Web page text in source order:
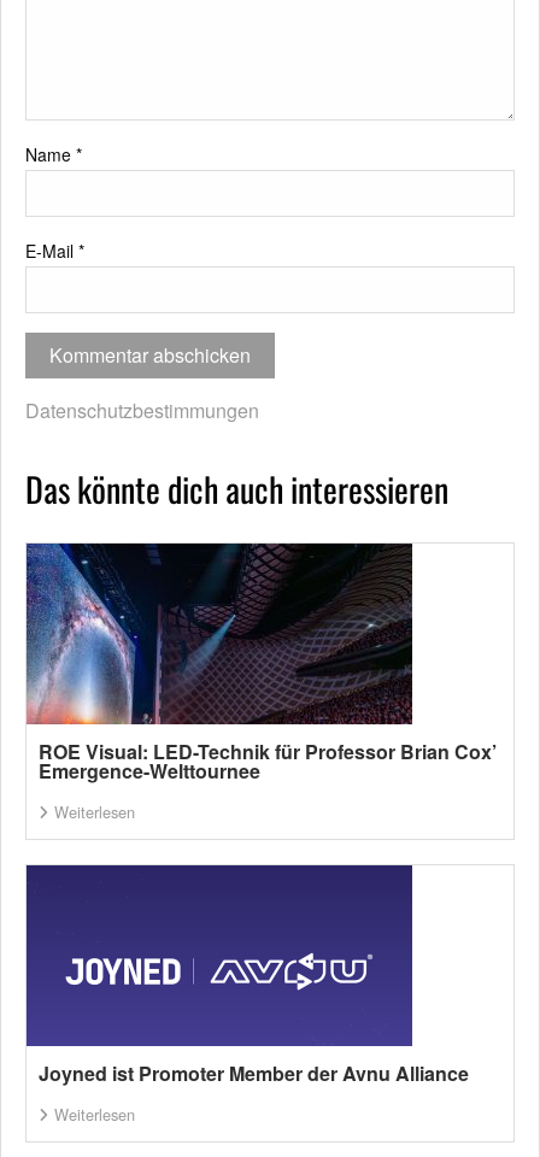
Name *
E-Mail *
Datenschutzbestimmungen
Das könnte dich auch interessieren
ROE Visual: LED-Technik für Professor Brian Cox’
Emergence-Welttournee
Weiterlesen
Joyned ist Promoter Member der Avnu Alliance
Weiterlesen